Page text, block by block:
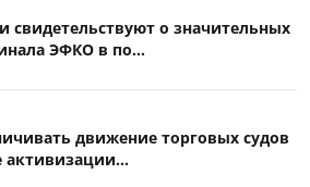
свидетельствуют о значительных
ЭФКО в по...
движение торговых судов
активизации...